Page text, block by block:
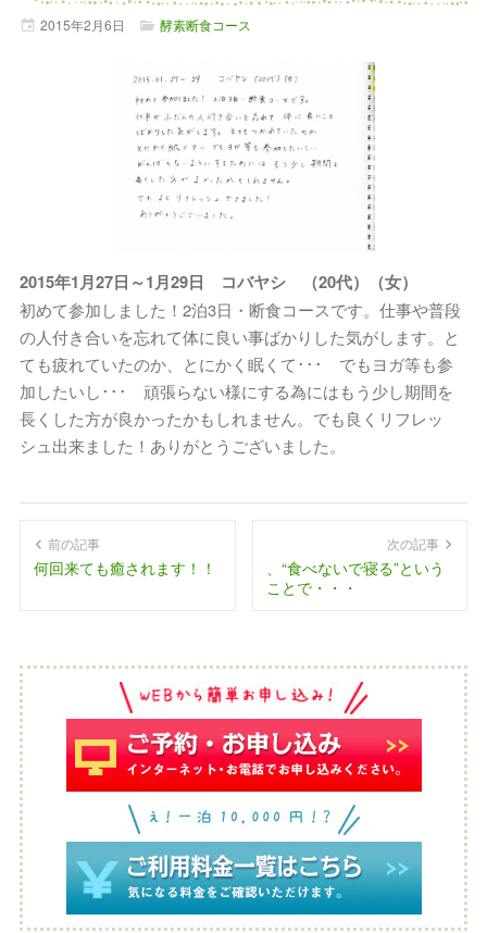
2015年2月6日 酵素断食コース
2015年1月27日～1月29日 コバヤシ （20代）（女）
初めて参加しました！2泊3日・断食コースです。仕事や普段
の人付き合いを忘れて体に良い事ばかりした気がします。と
ても疲れていたのか、とにかく眠くて･･･ でもヨガ等も参
加したいし･･･ 頑張らない様にする為にはもう少し期間を
長くした方が良かったかもしれません。でも良くリフレッ
シュ出来ました！ありがとうございました。
前の記事
何回来ても癒されます！！
次の記事
、“食べないで寝る”という
ことで・・・